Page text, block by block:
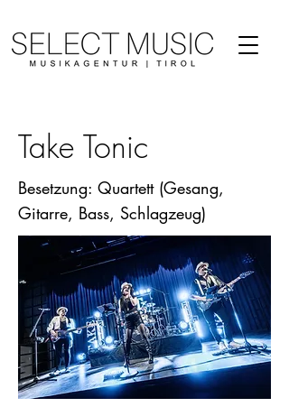
Take Tonic
Besetzung: Quartett (Gesang,
Gitarre, Bass, Schlagzeug)